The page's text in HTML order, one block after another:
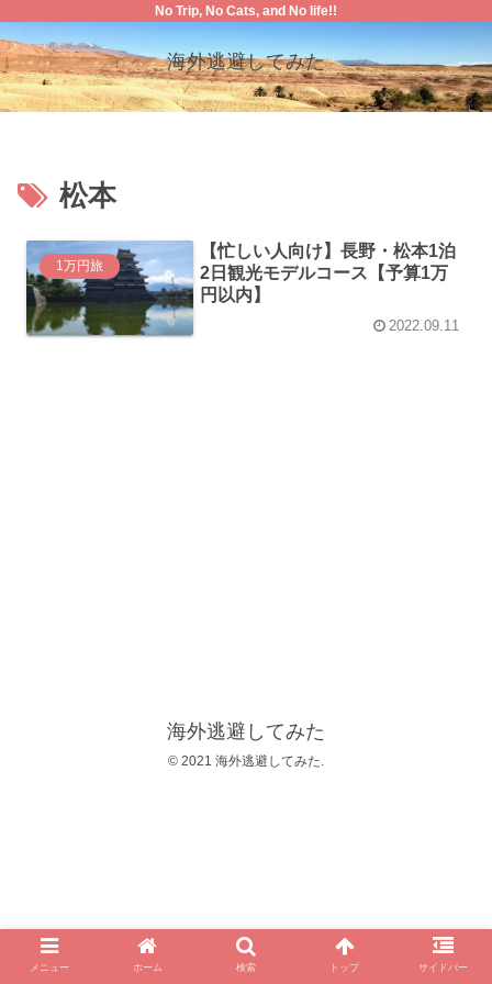
No Trip, No Cats, and No life!!
海外逃避してみた
松本
1万円旅
【忙しい人向け】長野・松本1泊
2日観光モデルコース【予算1万
円以内】
2022.09.11
海外逃避してみた
© 2021 海外逃避してみた.
メニュー ホーム 検索 トップ サイドバー